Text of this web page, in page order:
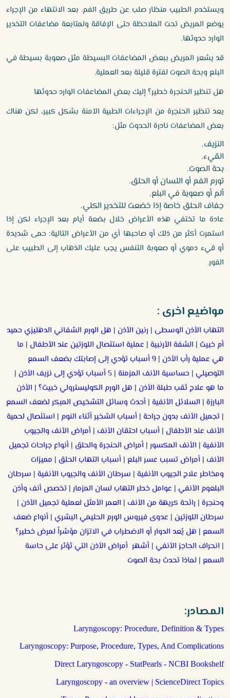
ويستخدم الطبيب منظار صلب عن طريق الفم. بعد الانتهاء من الإجراء
يوضع المريض تحت الملاحظة حتى الإفاقة ولمتابعة مضاعفات التخدير
الوارد حدوثها.
قد يشعر المريض ببعض المضاعفات البسيطة مثل صعوبة بسيطة في
البلع وبحة الصوت لفترة قليلة بعد العملية.
هل تنظير الحنجرة خطير؟ إليك بعض المضاعفات الوارد حدوثها
يعد تنظير الحنجرة من الإجراءات الطبية الآمنة بشكل كبير، لكن هناك
بعض المضاعفات نادرة الحدوث مثل:
النزيف.
القيء.
بحة الصوت.
تورم الفم أو اللسان أو الحلق.
ألم أو صعوبة في البلع.
جفاف الحلق خاصة إذا خضعت للتخدير الكلي.
عادة ما تختفي هذه الأعراض خلال بضعة أيام بعد الإجراء لكن إذا
استمرت أكثر من ذلك أو صاحبها أي من الأعراض التالية: حمى شديدة
أو قيء دموي أو صعوبة التنفس يجب عليك الذهاب إلى الطبيب على
الفور.
مواضيع اخرى :
التهاب الأذن الوسطى | رنين الأذن | هل الورم الشفاني الدهليزي حميد
أم خبيث | الشفة الأرنبية | عملية استئصال اللوزتين عند الأطفال | ما
هي عملية رأب الأذن |
9 أسباب تؤدي إلى إصابتك بضعف السمع
التوصيلي | حساسية الأنف المزمنة | 5 أسباب تؤدي إلى نزيف الأذن
|
ما هو علاج ثقب طبلة الأذن | هل الورم الكوليسترولي خبيث؟ | الأذن
البارزة | السلائل الأنفية | أحدث وسائل التشخيص المبكر لضعف السمع
| تجميل الأنف بدون جراحة | أسباب الشخير أثناء النوم | استئصال لحمية
الأنف عند الأطفال | أسباب احتقان الأنف | أمراض الأنف والجيوب
الأنفية | الأنف المكسور | أمراض الحنجرة والحلق | أنواع جراحات تجميل
الأنف | أمراض تسبب عسر البلع | أسباب التهاب الحلق | مميزات
ومخاطر علاج الجيوب الأنفية | سرطان الأنف والجيوب الأنفية | سرطان
البلعوم الأنفي | عوامل خطر التهاب لسان المزمار | تخصص أنف وأذن
وحنجرة | رائحة كريهة من الأنف | العمر الأمثل لعملية تجميل الأذن |
سرطان اللوزتين | عدوى فيروس الورم الحليمي البشري | أنواع ضعف
السمع | هل يُعد الدوار أو الاضطراب في الاتزان مؤشراً لمرض خطير؟
| انحراف الحاجز الأنفي | أشهر أمراض الأذن التي ثؤثر على حاسة
السمع | لماذا تحدث بحة الصوت
المصادر:
Laryngoscopy: Procedure, Definition & Types
Laryngoscopy: Purpose, Procedure, Types, And Complications
Direct Laryngoscopy - StatPearls - NCBI Bookshelf
Laryngoscopy - an overview | ScienceDirect Topics